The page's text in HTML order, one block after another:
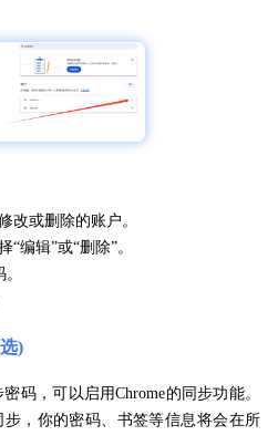
改或删除的账户。
编辑”或“删除”。
)
码，可以启用Chrome的同步功能。
步，你的密码、书签等信息将会在所